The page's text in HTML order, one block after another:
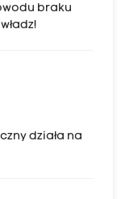
braku
działa na